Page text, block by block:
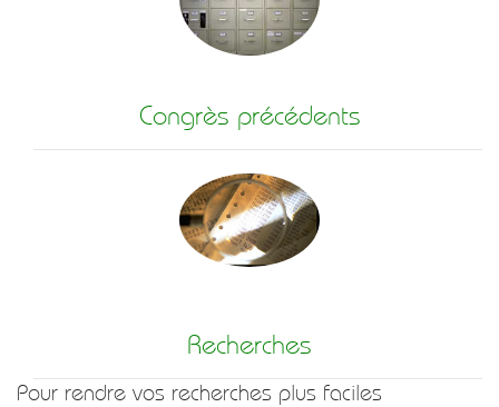
Congrès précédents
Recherches
Pour rendre vos recherches plus faciles